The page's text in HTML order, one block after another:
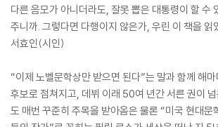
다른 음모가 아니더라도, 잘못 뽑은 대통령이 할 수
주니까. 그렇다면 다행이지 않은가, 우린 이 책을 읽
서효인(시인)
“이제 노벨문학상만 받으면 된다”는 말과 함께 해
후보로 점쳐지고, 데뷔 이래 50여 년간 서른 권이
도 매번 꾸준히 주목을 받아옴은 물론 “미국 현대문